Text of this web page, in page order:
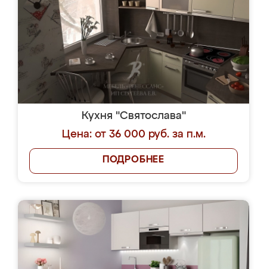
Кухня "Святослава"
Цена: от 36 000 руб. за п.м.
ПОДРОБНЕЕ